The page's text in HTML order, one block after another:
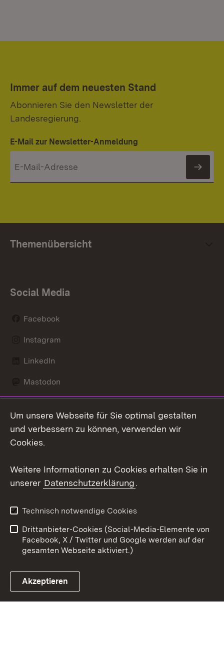
Immer auf dem neuesten Stand
Abonnieren Sie den Newsletter der
Landesregierung.
E-Mail zur Newsletter-Anmeldung
Themenübersicht
Social Media
Facebook
Instagram
LinkedIn
Mastodon
X / Twitter
Youtube
Link zum Landesportal
Kontakt
Datenschutz
Barrierefreiheit
Impressum Cookies
Um unsere Webseite für Sie optimal gestalten
und verbessern zu können, verwenden wir
Cookies.
Weitere Informationen zu Cookies erhalten Sie in
unserer Datenschutzerklärung.
Technisch notwendige Cookies
Drittanbieter-Cookies (Social-Media-Elemente von
Facebook, X / Twitter und Google werden auf der
gesamten Webseite aktiviert.)
Akzeptieren